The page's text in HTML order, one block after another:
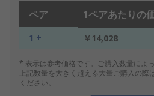
ペア 1ペアあたりの
1 + ￥14,028
* 表示は参考価格です。ご購入数量によ
上記数量を大きく超える大量ご購入の際
ください。